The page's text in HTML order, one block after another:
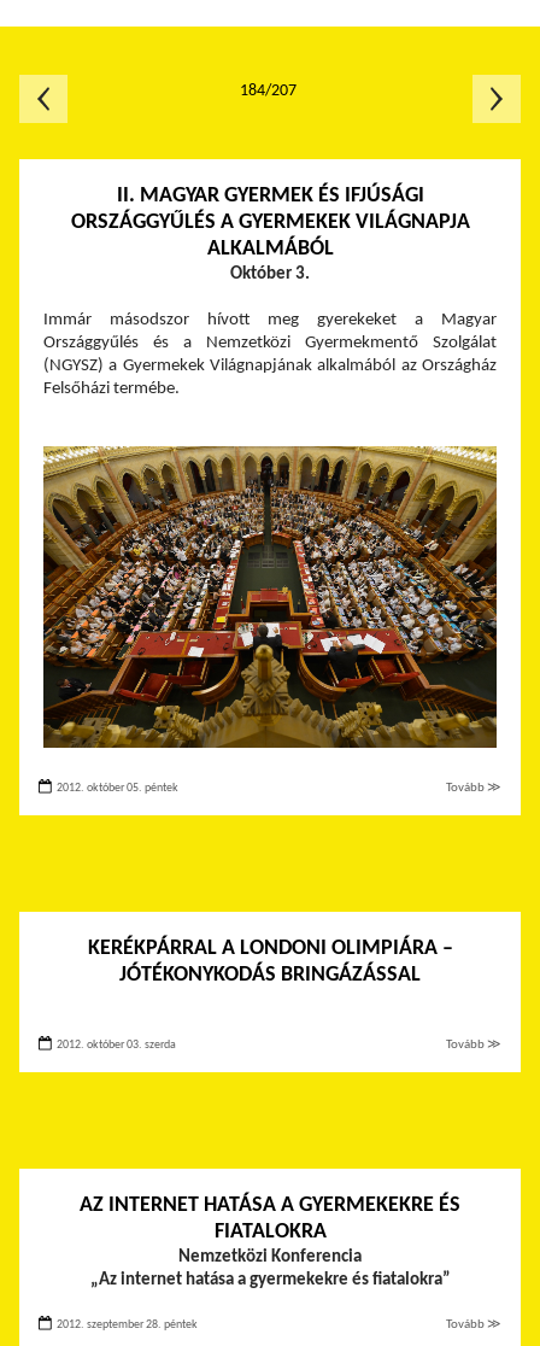
II. MAGYAR GYERMEK ÉS IFJÚSÁGI
ORSZÁGGYŰLÉS A GYERMEKEK VILÁGNAPJA
ALKALMÁBÓL
Október 3.
Immár másodszor hívott meg gyerekeket a Magyar
Országgyűlés és a Nemzetközi Gyermekmentő Szolgálat
(NGYSZ) a Gyermekek Világnapjának alkalmából az Országház
Felsőházi termébe.
2012. október 05. péntek Tovább ≫
KERÉKPÁRRAL A LONDONI OLIMPIÁRA –
JÓTÉKONYKODÁS BRINGÁZÁSSAL
2012. október 03. szerda Tovább ≫
AZ INTERNET HATÁSA A GYERMEKEKRE ÉS
FIATALOKRA
Nemzetközi Konferencia
„Az internet hatása a gyermekekre és fiatalokra”
2012. szeptember 28. péntek Tovább ≫
184/207